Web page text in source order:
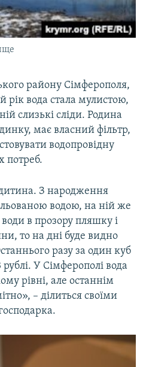
району Сімферополя,
рік вода стала мулистою,
слизькі сліди. Родина
має власний фільтр,
водопровідну
потреб.
З народження
водою, на ній же
в прозору пляшку і
то на дні буде видно
разу за один куб
У Сімферополі вода
рівні, але останнім
– ділиться своїми